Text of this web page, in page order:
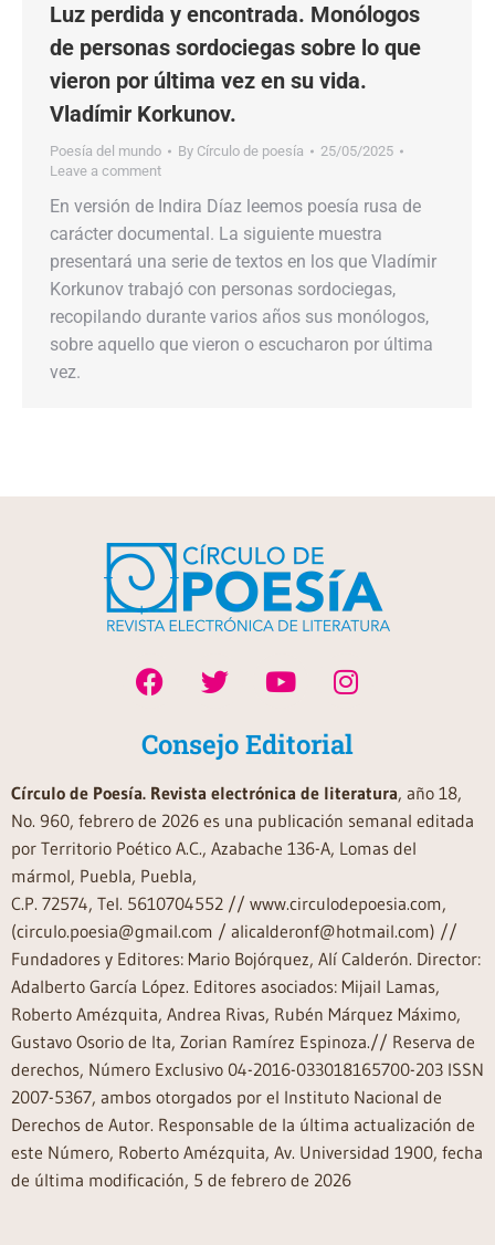
Luz perdida y encontrada. Monólogos
de personas sordociegas sobre lo que
vieron por última vez en su vida.
Vladímir Korkunov.
Poesía del mundo By Círculo de poesía
25/05/2025
Leave a comment
En versión de Indira Díaz leemos poesía rusa de
carácter documental. La siguiente muestra
presentará una serie de textos en los que Vladímir
Korkunov trabajó con personas sordociegas,
recopilando durante varios años sus monólogos,
sobre aquello que vieron o escucharon por última
vez.
Consejo Editorial
Círculo de Poesía. Revista electrónica de literatura, año 18,
No. 960, febrero de 2026 es una publicación semanal editada
por Territorio Poético A.C., Azabache 136-A, Lomas del
mármol, Puebla, Puebla,
C.P. 72574, Tel. 5610704552 // www.circulodepoesia.com,
(circulo.poesia@gmail.com / alicalderonf@hotmail.com) //
Fundadores y Editores: Mario Bojórquez, Alí Calderón. Director:
Adalberto García López. Editores asociados: Mijail Lamas,
Roberto Amézquita, Andrea Rivas, Rubén Márquez Máximo,
Gustavo Osorio de Ita, Zorian Ramírez Espinoza.// Reserva de
derechos, Número Exclusivo 04-2016-033018165700-203 ISSN
2007-5367, ambos otorgados por el Instituto Nacional de
Derechos de Autor. Responsable de la última actualización de
este Número, Roberto Amézquita, Av. Universidad 1900, fecha
de última modificación, 5 de febrero de 2026